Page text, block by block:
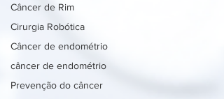
Câncer de Rim
Cirurgia Robótica
Câncer de endométrio
câncer de endométrio
Prevenção do câncer